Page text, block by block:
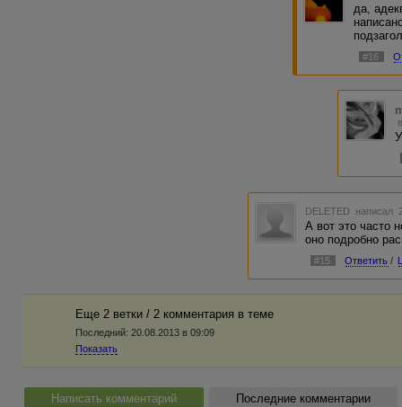
да,
#16
DELETED написал
А вот это часто
оно подробно
#15 Ответить /
Еще 2 ветки / 2 комментария в темe
Последний: 20.08.2013 в 09:09
Показать
Написать комментарий Последние комментарии